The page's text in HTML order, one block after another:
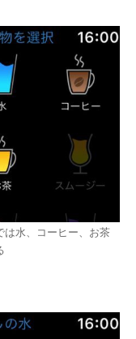
は水、コーヒー、お茶